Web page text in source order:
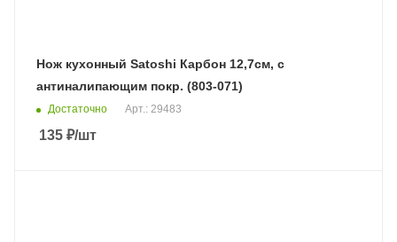
Нож кухонный Satoshi Карбон 12,7см, с
антиналипающим покр. (803-071)
Достаточно Арт.: 29483
135 ₽/шт